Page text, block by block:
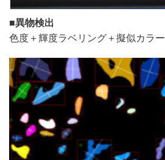
■異物検出
色度＋輝度ラベリング＋擬似カラー